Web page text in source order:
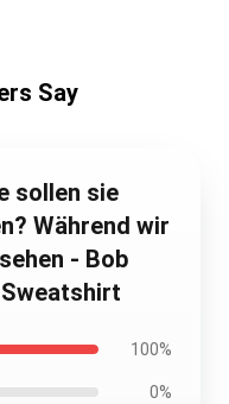
Say
sollen sie
Während wir
- Bob
100%
0%